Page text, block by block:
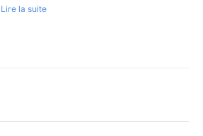
Lire la suite